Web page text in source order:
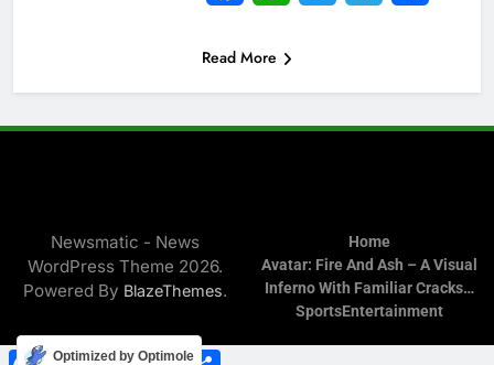
Read More
Newsmatic - News
WordPress Theme 2026.
Powered By BlazeThemes.
Home
Avatar: Fire And Ash – A Visual
Inferno With Familiar Cracks…
SportsEntertainment
FacebookWhatsApp
TwitterTelegram
Optimized by Optimole